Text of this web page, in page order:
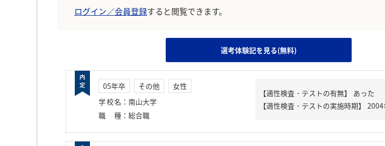
ログイン／会員登録すると閲覧できます。
選考体験記を見る(無料)
05年卒 その他
女性
学校名 ： 南山大学
職種 ： 総合職